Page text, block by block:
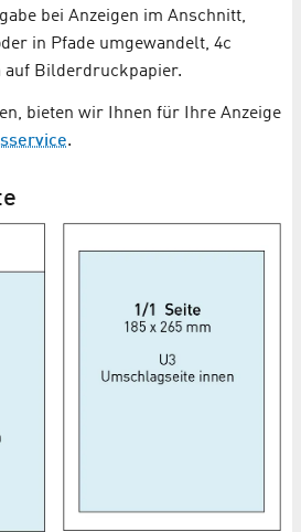
bei Anzeigen im Anschnitt,
in Pfade umgewandelt, 4c
auf Bilderdruckpapier.
bieten wir Ihnen für Ihre Anzeige
.